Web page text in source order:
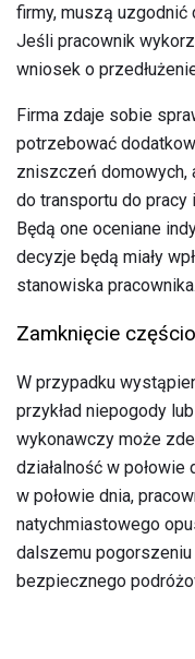
firmy, muszą uzgodnić
Jeśli pracownik
wniosek o
Firma zdaje sobie
potrzebować
zniszczeń domowych,
do transportu do pracy
Będą one oceniane
decyzje będą miały
stanowiska pracownika.
Zamknięcie
W przypadku
przykład niepogody
wykonawczy może
działalność w połowie
w połowie dnia,
natychmiastowego
dalszemu pogorszeniu
bezpiecznego